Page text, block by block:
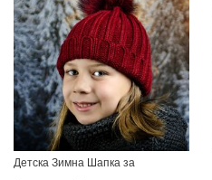
Детска Зимна Шапка за